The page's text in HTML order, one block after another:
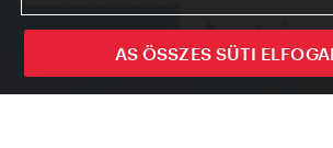
AS ÖSSZES SÜTI